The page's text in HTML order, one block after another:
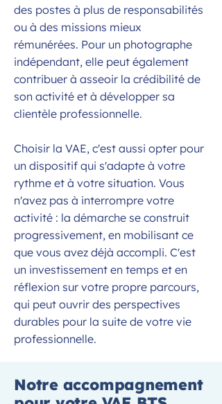
des postes à plus de responsabilités
ou à des missions mieux
rémunérées. Pour un photographe
indépendant, elle peut également
contribuer à asseoir la crédibilité de
son activité et à développer sa
clientèle professionnelle.
Choisir la VAE, c'est aussi opter pour
un dispositif qui s'adapte à votre
rythme et à votre situation. Vous
n'avez pas à interrompre votre
activité : la démarche se construit
progressivement, en mobilisant ce
que vous avez déjà accompli. C'est
un investissement en temps et en
réflexion sur votre propre parcours,
qui peut ouvrir des perspectives
durables pour la suite de votre vie
professionnelle.
Notre accompagnement